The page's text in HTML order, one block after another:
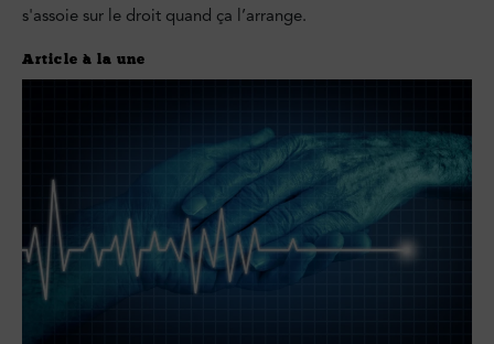
s'assoie sur le droit quand ça l’arrange.
Article à la une